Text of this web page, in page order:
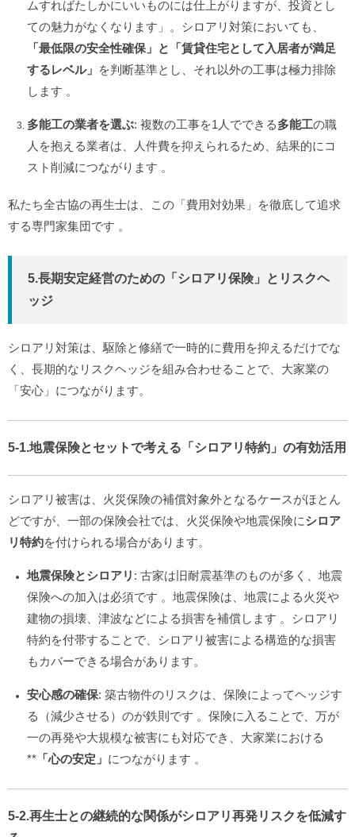
ムすればたしかにいいものには仕上がりますが、投資とし
ての魅力がなくなります」
。シロアリ対策においても、
「最低限の安全性確保」 と
「賃貸住宅として入居者が満足
するレベル」 を判断基準とし、それ以外の工事は極力排除
します 。
多能工の業者を選ぶ: 複数の工事を1人でできる多能工の職
人を抱える業者は、人件費を抑えられるため、結果的にコ
スト削減につながります 。
私たち全古協の再生士は、この「費用対効果」を徹底して追求
する専門家集団です 。
5.長期安定経営のための「シロアリ保険」とリスクヘ
ッジ
シロアリ対策は、駆除と修繕で一時的に費用を抑えるだけでな
く、長期的なリスクヘッジを組み合わせることで、大家業の
「安心」につながります。
5-1.地震保険とセットで考える「シロアリ特約」の有効活用
シロアリ被害は、火災保険の補償対象外となるケースがほとん
どですが、一部の保険会社では、火災保険や地震保険にシロア
リ特約を付けられる場合があります。
地震保険とシロアリ : 古家は旧耐震基準のものが多く、地震
保険への加入は必須です 。地震保険は、地震による火災や
建物の損壊、津波などによる損害を補償します 。シロアリ
特約を付帯することで、シロアリ被害による構造的な損害
もカバーできる場合があります。
安心感の確保: 築古物件のリスクは、保険によってヘッジす
る（減少させる）のが鉄則です 。保険に入ることで、万が
一の再発や大規模な被害にも対応でき、大家業における
** 「心の安定」 につながります 。
5-2.再生士との継続的な関係がシロアリ再発リスクを低減す